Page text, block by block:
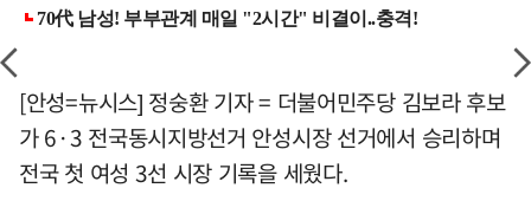
[안성=뉴시스] 정숭환 기자 = 더불어민주당 김보라 후보
가 6·3 전국동시지방선거 안성시장 선거에서 승리하며
전국 첫 여성 3선 시장 기록을 세웠다.